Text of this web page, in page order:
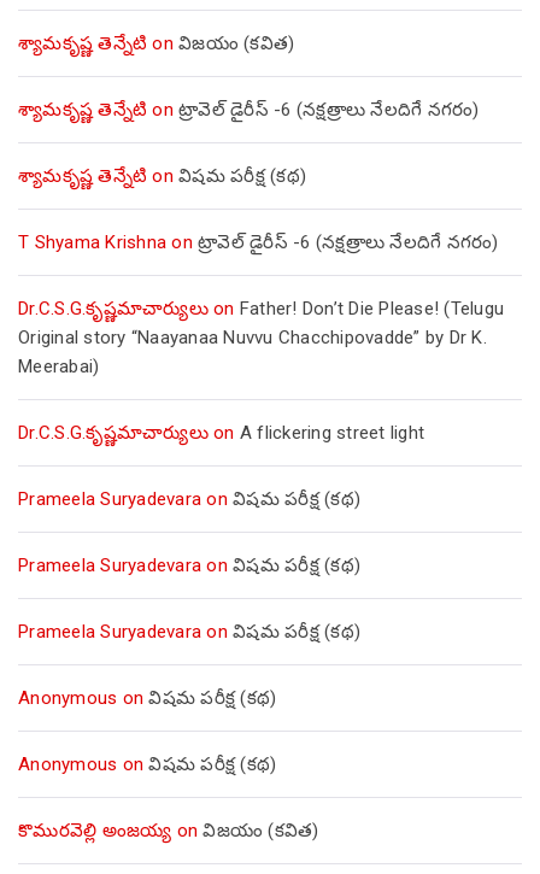
శ్యామకృష్ణ తెన్నేటి on విజయం (కవిత)
శ్యామకృష్ణ తెన్నేటి on ట్రావెల్ డైరీస్ -6 (నక్షత్రాలు నేలదిగే నగరం)
శ్యామకృష్ణ తెన్నేటి on విషమ పరీక్ష (క‌థ‌)
T Shyama Krishna on ట్రావెల్ డైరీస్ -6 (నక్షత్రాలు నేలదిగే నగరం)
Dr.C.S.G.కృష్ణమాచార్యులుon Father! Don’t Die Please! (Telugu
Original story “Naayanaa Nuvvu Chacchipovadde” by Dr K.
Meerabai)
Dr.C.S.G.కృష్ణమాచార్యులుon A flickering street light
Prameela Suryadevara on విషమ పరీక్ష (క‌థ‌)
Prameela Suryadevara on విషమ పరీక్ష (క‌థ‌)
Prameela Suryadevara on విషమ పరీక్ష (క‌థ‌)
Anonymous onవిషమ పరీక్ష (క‌థ‌)
Anonymous onవిషమ పరీక్ష (క‌థ‌)
కొమురవెల్లి అంజయ్య onవిజయం (కవిత)